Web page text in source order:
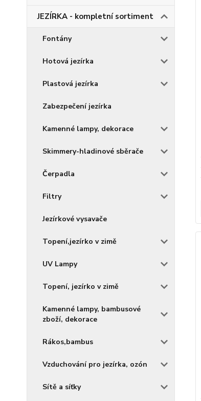
JEZÍRKA - kompletní sortiment
Fontány
Hotová jezírka
Plastová jezírka
Zabezpečení jezírka
Kamenné lampy, dekorace
Skimmery-hladinové sběrače
Čerpadla
Filtry
Jezírkové vysavače
Topení,jezírko v zimě
UV Lampy
Topení, jezírko v zimě
Kamenné lampy, bambusové
zboží, dekorace
Rákos,bambus
Vzduchování pro jezírka, ozón
Sítě a síťky